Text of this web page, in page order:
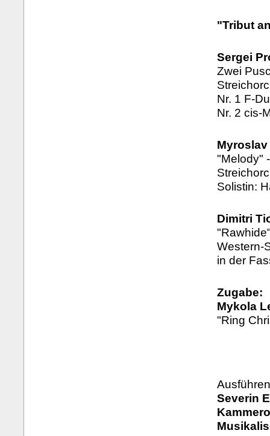
"Tribut
Sergei
Zwei
Nr. 1 F-
Nr. 2 cis-
Myroslav
"Melody"
Solistin:
Dimitri
Western-
in der
Zugabe:
Mykola
"Ring
Severin